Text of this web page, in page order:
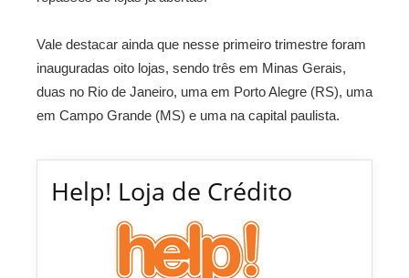
Vale destacar ainda que nesse primeiro trimestre foram
inauguradas oito lojas, sendo três em Minas Gerais,
duas no Rio de Janeiro, uma em Porto Alegre (RS), uma
em Campo Grande (MS) e uma na capital paulista.
Help! Loja de Crédito